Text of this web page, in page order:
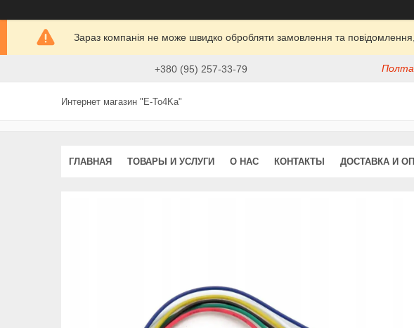
Зараз компанія не може швидко обробляти замовлення та
+380 (95) 257-33-79
Интернет магазин "E-To4Ka"
ГЛАВНАЯ ТОВАРЫ И УСЛУГИ О НАС КОНТАКТЫ ДОСТАВКА И